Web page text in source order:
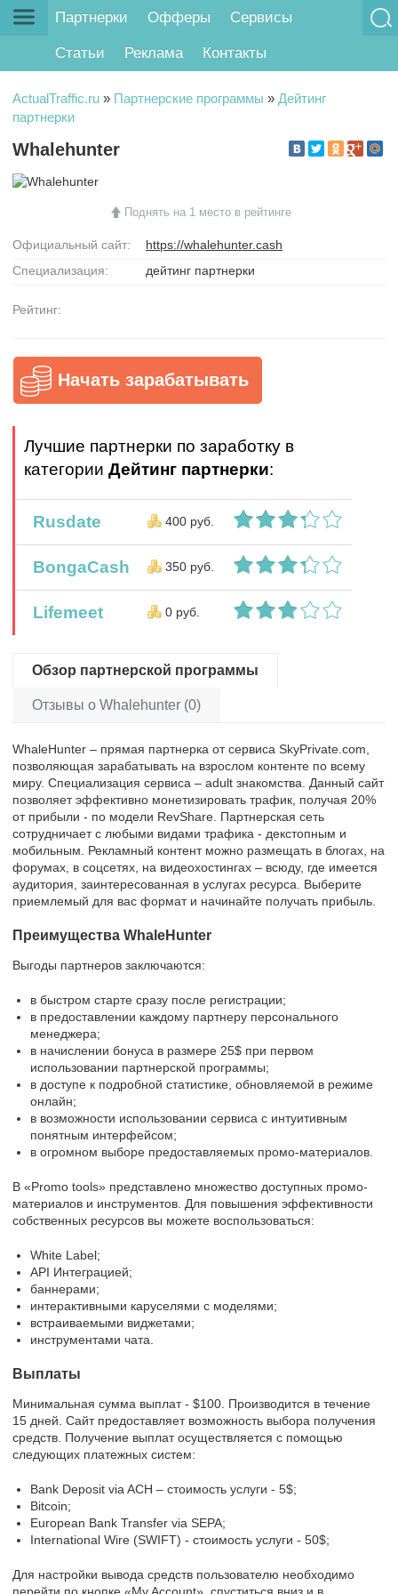
Партнерки Офферы Сервисы
Статьи Реклама Контакты
ActualTraffic.ru » Партнерские программы » Дейтинг
партнерки
Whalehunter
Поднять на 1 место в рейтинге
Официальный сайт:
https://whalehunter.cash
Специализация:
дейтинг партнерки
Рейтинг:
Начать зарабатывать
Лучшие партнерки по заработку в
категории Дейтинг партнерки:
Rusdate 400 руб.
BongaCash 350 руб.
Lifemeet 0 руб.
Обзор партнерской программы
Отзывы о Whalehunter (0)
WhaleHunter – прямая партнерка от сервиса SkyPrivate.com,
позволяющая зарабатывать на взрослом контенте по всему
миру. Специализация сервиса – adult знакомства. Данный сайт
позволяет эффективно монетизировать трафик, получая 20%
от прибыли - по модели RevShare. Партнерская сеть
сотрудничает с любыми видами трафика - декстопным и
мобильным. Рекламный контент можно размещать в блогах, на
форумах, в соцсетях, на видеохостингах – всюду, где имеется
аудитория, заинтересованная в услугах ресурса. Выберите
приемлемый для вас формат и начинайте получать прибыль.
Преимущества WhaleHunter
Выгоды партнеров заключаются:
в быстром старте сразу после регистрации;
в предоставлении каждому партнеру персонального
менеджера;
в начислении бонуса в размере 25$ при первом
использовании партнерской программы;
в доступе к подробной статистике, обновляемой в режиме
онлайн;
в возможности использовании сервиса с интуитивным
понятным интерфейсом;
в огромном выборе предоставляемых промо-материалов.
В «Promo tools» представлено множество доступных промо-
материалов и инструментов. Для повышения эффективности
собственных ресурсов вы можете воспользоваться:
White Label;
API Интеграцией;
баннерами;
интерактивными каруселями с моделями;
встраиваемыми виджетами;
инструментами чата.
Выплаты
Минимальная сумма выплат - $100. Производится в течение
15 дней. Сайт предоставляет возможность выбора получения
средств. Получение выплат осуществляется с помощью
следующих платежных систем:
Bank Deposit via ACH – стоимость услуги - 5$;
Bitcoin;
European Bank Transfer via SEPA;
International Wire (SWIFT) - стоимость услуги - 50$;
Для настройки вывода средств пользователю необходимо
перейти по кнопке «My Account», спуститься вниз и в